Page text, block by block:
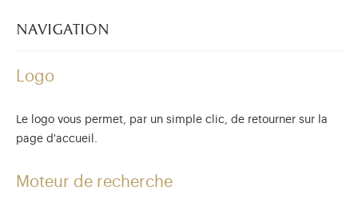
navigation
Logo
Le logo vous permet, par un simple clic, de retourner sur la
page d'accueil.
Moteur de recherche